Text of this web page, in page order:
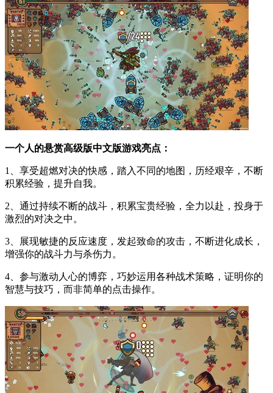
一个人的悬赏高级版中文版游戏亮点：
1、享受超燃对决的快感，踏入不同的地图，历经艰辛，不断
积累经验，提升自我。
2、通过持续不断的战斗，积累宝贵经验，全力以赴，投身于
激烈的对决之中。
3、展现敏捷的反应速度，发起致命的攻击，不断进化成长，
增强你的战斗力与杀伤力。
4、参与激动人心的博弈，巧妙运用各种战术策略，证明你的
智慧与技巧，而非简单的点击操作。